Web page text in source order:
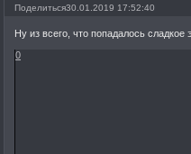
Поделиться30.01.2019 17:52:40
Ну из всего, что попадалось
0